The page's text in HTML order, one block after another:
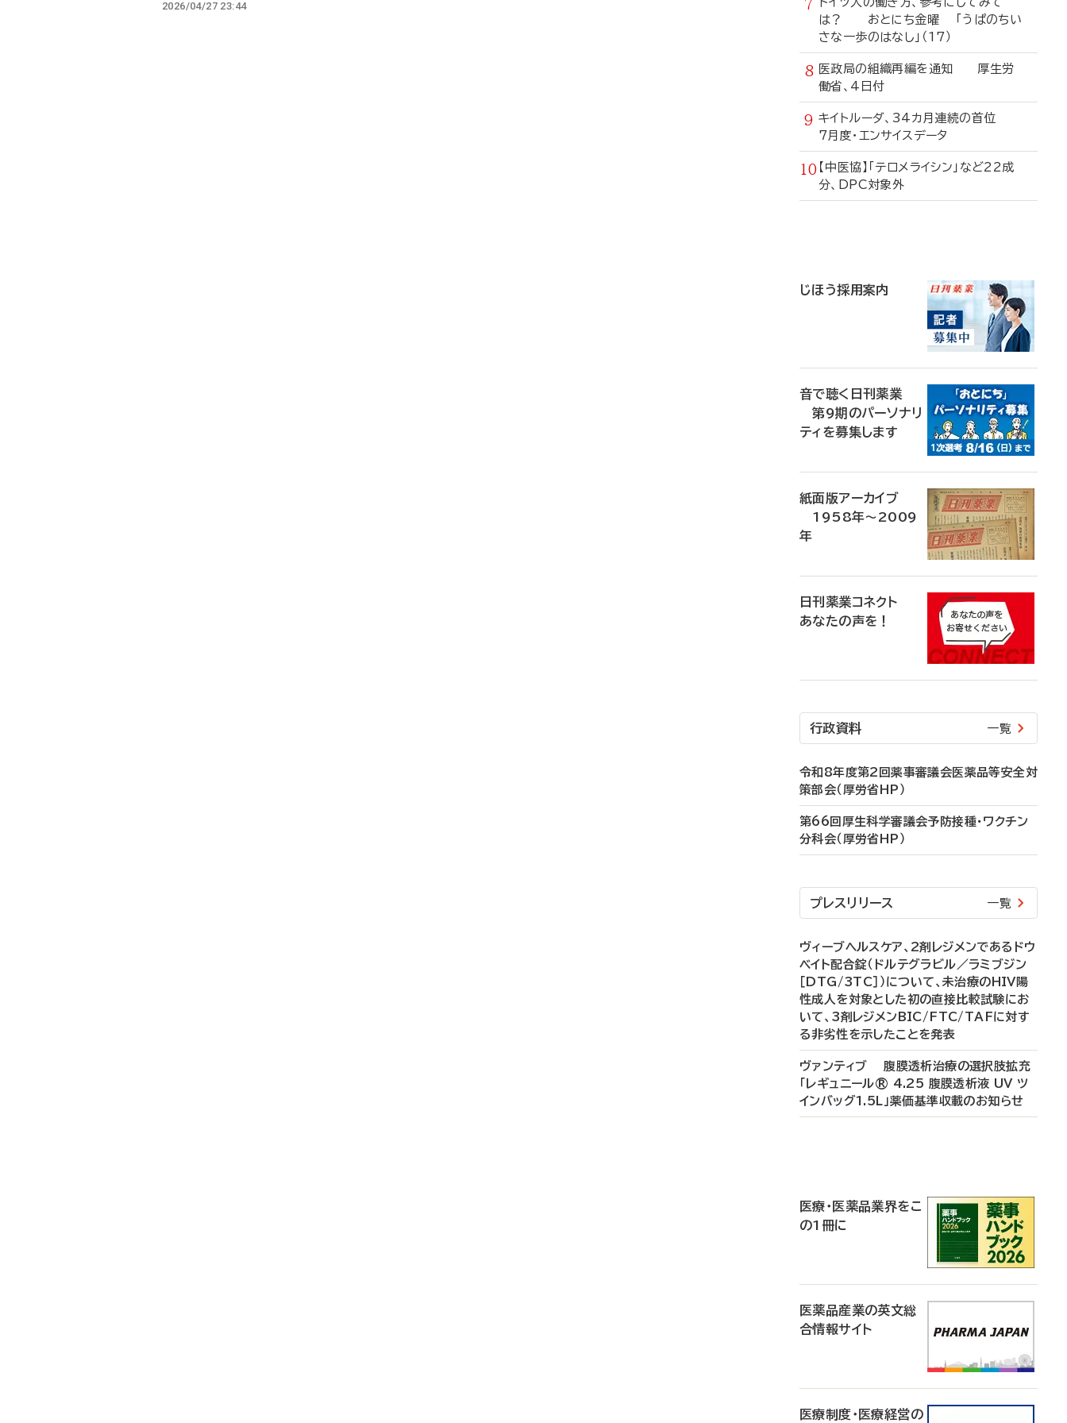
2026/04/27 23:44
は？ おとにち金曜 「うぱのちい
さな一歩のはなし」（17）
医政局の組織再編を通知 厚生労
働省、4日付
キイトルーダ、34カ月連続の首位
7月度・エンサイスデータ
【中医協】「テロメライシン」など22成
分、DPC対象外
じほう採用案内
音で聴く日刊薬業
第9期のパーソナリ
ティを募集します
紙面版アーカイブ
1958年～2009
年
日刊薬業コネクト
あなたの声を！
行政資料 一覧
令和8年度第2回薬事審議会医薬品等安全対
策部会（厚労省HP）
第66回厚生科学審議会予防接種・ワクチン
分科会（厚労省HP）
プレスリリース 一覧
ヴィーブヘルスケア、2剤レジメンであるドウ
ベイト配合錠（ドルテグラビル／ラミブジン
［DTG/3TC］）について、未治療のHIV陽
性成人を対象とした初の直接比較試験にお
いて、3剤レジメンBIC/FTC/TAFに対す
る非劣性を示したことを発表
ヴァンティブ 腹膜透析治療の選択肢拡充
「レギュニール® 4.25 腹膜透析液 UV ツ
インバッグ1.5L」薬価基準収載のお知らせ
医療・医薬品業界をこ
の1冊に
医薬品産業の英文総
合情報サイト
医療制度・医療経営の